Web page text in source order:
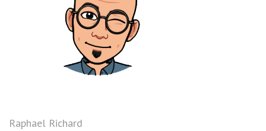
Raphael Richard